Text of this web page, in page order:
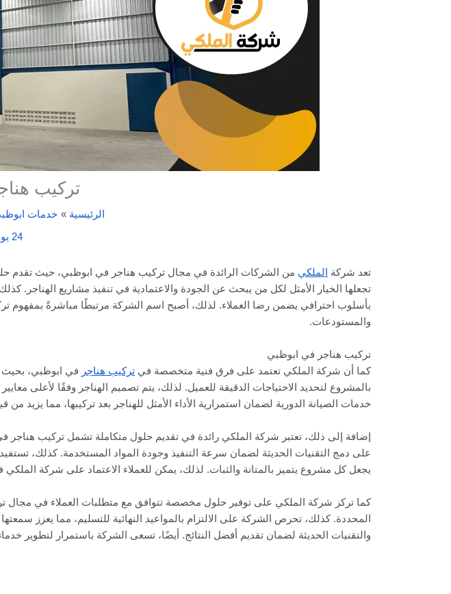
تركيب
الرئيسية خدمات
24 يوليو، 2026
تعد شركة الملكي من الشركات الرائدة في مجال تركيب هناجر في ابوظبي، حيث تقدم
تجعلها الخيار الأمثل لكل من يبحث عن الجودة والاعتمادية في تنفيذ مشاريع
بأسلوب احترافي يضمن رضا العملاء. لذلك، أصبح اسم الشركة مرتبطًا مباشرةً بمفهوم
والمستودعات.
تركيب هناجر في ابوظبي
كما أن شركة الملكي تعتمد على فرق فنية متخصصة في تركيب هناجر في ابوظبي، بحيث
بالمشروع لتحديد الاحتياجات الدقيقة للعميل. لذلك، يتم تصميم الهناجر وفقًا لأعلى
خدمات الصيانة الدورية لضمان استمرارية الأداء الأمثل للهناجر بعد تركيبها، مما يزيد
إضافة إلى ذلك، تعتبر شركة الملكي رائدة في تقديم حلول متكاملة تشمل تركيب هناجر
على دمج التقنيات الحديثة لضمان سرعة التنفيذ وجودة المواد المستخدمة. كذلك،
يجعل كل مشروع يتميز بالمتانة والثبات. لذلك، يمكن للعملاء الاعتماد على شركة
كما تركز شركة الملكي على توفير حلول مخصصة تتوافق مع متطلبات العملاء في
المحددة. كذلك، تحرص الشركة على الالتزام بالمواعيد النهائية للتسليم، مما يعزز
والتقنيات الحديثة لضمان تقديم أفضل النتائج. أيضًا، تسعى الشركة باستمرار لتطوير